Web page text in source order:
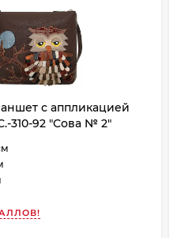
с аппликацией
310-92 "Сова № 2"